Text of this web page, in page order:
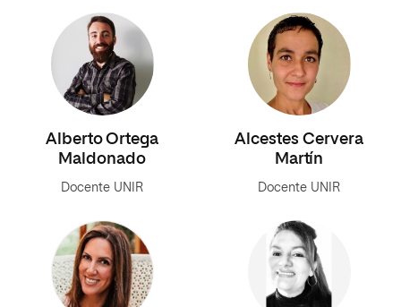
Alberto Ortega
Maldonado
Docente UNIR
Alcestes Cervera
Martín
Docente UNIR